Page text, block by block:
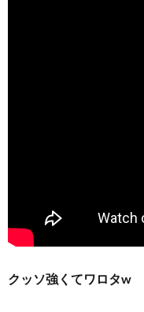
クッソ強くてワロタw